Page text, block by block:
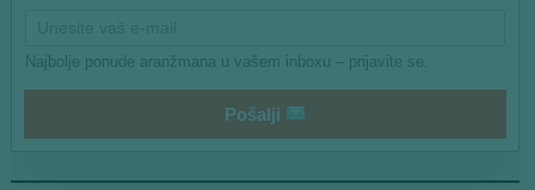
E
m
Najbolje ponude aranžmana u vašem inboxu – prijavite se.
Pošalji